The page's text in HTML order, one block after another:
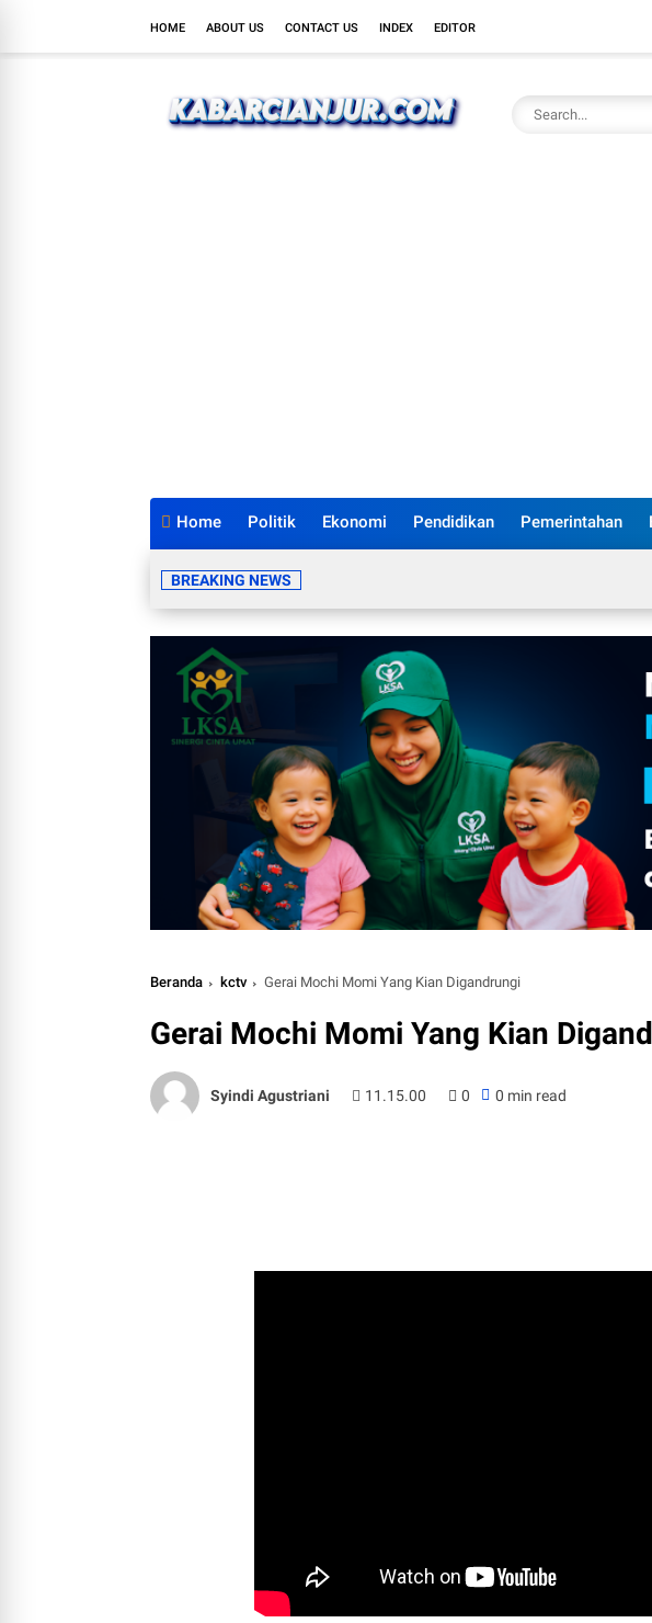
HOME ABOUT US CONTACT US INDEX EDITOR
Home Politik Ekonomi Pendidikan Pemerintahan
BREAKING NEWS
Beranda kctv Gerai Mochi Momi Yang Kian Digandrungi
Gerai Mochi Momi Yang Kian
Syindi Agustriani 11.15.00 0 0 min read